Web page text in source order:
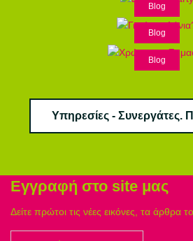
Blog
Blog
Blog
Υπηρεσίες - Συνεργάτες.
Εγγραφή στο site μας
Δείτε πρώτοι τις νέες εικόνες, τα άρθρα